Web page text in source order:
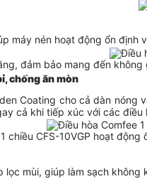
máy nén hoạt động ổn định
đảm bảo mang đến không
chống ăn mòn
Coating cho cả dàn
cả khi tiếp xúc với các
chiều CFS-10VGP hoạt
mùi, giúp làm sạch không